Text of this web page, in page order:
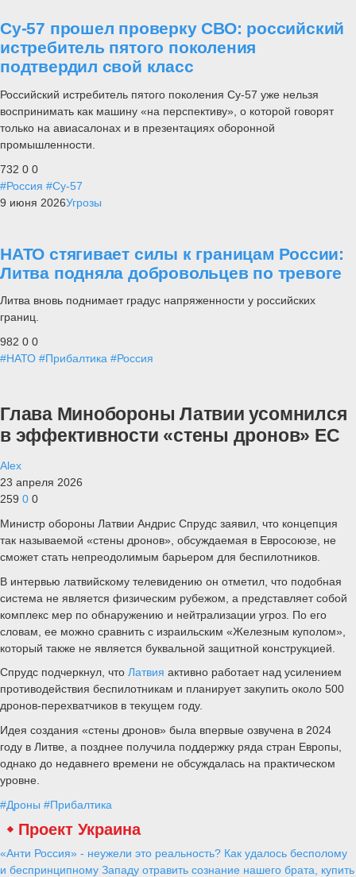
Су-57 прошел проверку СВО: российский
истребитель пятого поколения
подтвердил свой класс
Российский истребитель пятого поколения Су-57 уже нельзя
воспринимать как машину «на перспективу», о которой говорят
только на авиасалонах и в презентациях оборонной
промышленности.
732 0 0
#Россия #Су-57
9 июня 2026Угрозы
НАТО стягивает силы к границам России:
Литва подняла добровольцев по тревоге
Литва вновь поднимает градус напряженности у российских
границ.
982 0 0
#НАТО #Прибалтика #Россия
Глава Минобороны Латвии усомнился
в эффективности «стены дронов» ЕС
Alex
23 апреля 2026
259 0 0
Министр обороны Латвии Андрис Спрудс заявил, что концепция
так называемой «стены дронов», обсуждаемая в Евросоюзе, не
сможет стать непреодолимым барьером для беспилотников.
В интервью латвийскому телевидению он отметил, что подобная
система не является физическим рубежом, а представляет собой
комплекс мер по обнаружению и нейтрализации угроз. По его
словам, ее можно сравнить с израильским «Железным куполом»,
который также не является буквальной защитной конструкцией.
Спрудс подчеркнул, что Латвия активно работает над усилением
противодействия беспилотникам и планирует закупить около 500
дронов-перехватчиков в текущем году.
Идея создания «стены дронов» была впервые озвучена в 2024
году в Литве, а позднее получила поддержку ряда стран Европы,
однако до недавнего времени не обсуждалась на практическом
уровне.
#Дроны #Прибалтика
Проект Украина
«Анти Россия» - неужели это реальность? Как удалось бесполому
и беспринципному Западу отравить сознание нашего брата, купить